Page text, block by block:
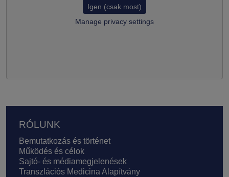
Igen (csak most)
Manage privacy settings
Lábléc
RÓLUNK
Bemutatkozás és történet
Működés és célok
Sajtó- és médiamegjelenések
Transzlációs Medicina Alapítvány